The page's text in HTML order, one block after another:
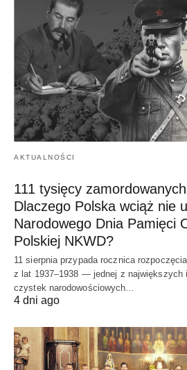
AKTUALNOŚCI
111 tysięcy
Dlaczego Polska wciąż nie
Narodowego Dnia Pamięci
Polskiej NKWD?
11 sierpnia przypada rocznica
z lat 1937–1938 — jednej z największych
czystek narodowościowych…
4 dni ago